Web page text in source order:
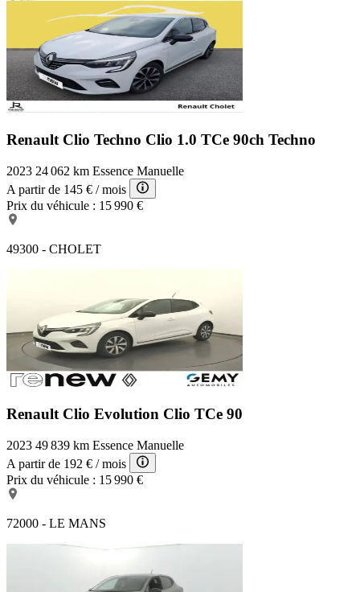
Renault Clio Techno Clio 1.0 TCe 90ch Techno
2023 24 062 km Essence Manuelle
A partir de 145 € / mois
Prix du véhicule : 15 990 €
49300 - CHOLET
Renault Clio Evolution Clio TCe 90
2023 49 839 km Essence Manuelle
A partir de 192 € / mois
Prix du véhicule : 15 990 €
72000 - LE MANS